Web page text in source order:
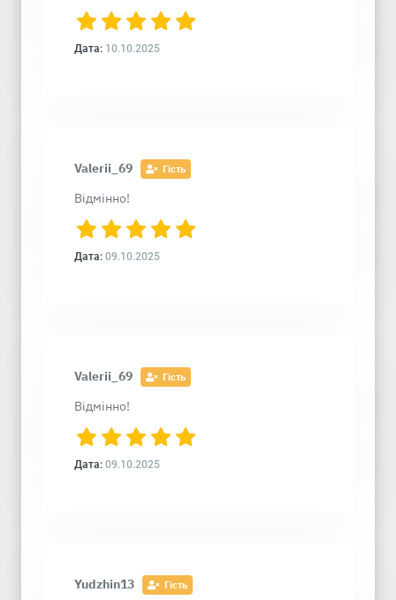
Дата: 10.10.2025
Valerii_69 Гість
Відмінно!
Дата: 09.10.2025
Valerii_69 Гість
Відмінно!
Дата: 09.10.2025
Yudzhin13 Гість